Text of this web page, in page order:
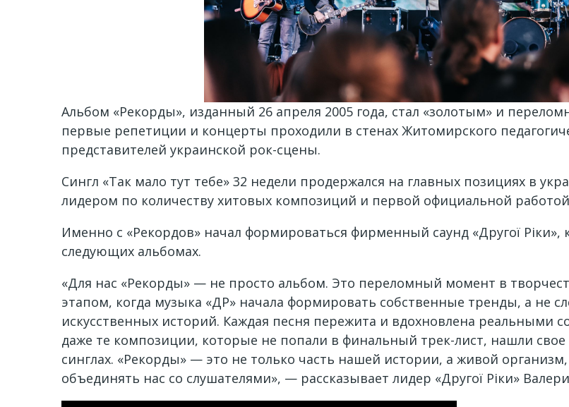
Альбом «Рекорды», изданный 26 апреля 2005 года, стал «золотым» и
первые репетиции и концерты проходили в стенах Житомирского
представителей украинской рок-сцены.
Сингл «Так мало тут тебе» 32 недели продержался на главных позициях в
лидером по количеству хитовых композиций и первой официальной
Именно с «Рекордов» начал формироваться фирменный саунд «Другої
следующих альбомах.
«Для нас «Рекорды» — не просто альбом. Это переломный момент в
этапом, когда музыка «ДР» начала формировать собственные тренды, а не
искусственных историй. Каждая песня пережита и вдохновлена
даже те композиции, которые не попали в финальный трек-лист, нашли
синглах. «Рекорды» — это не только часть нашей истории, а живой
объединять нас со слушателями», — рассказывает лидер «Другої Ріки»